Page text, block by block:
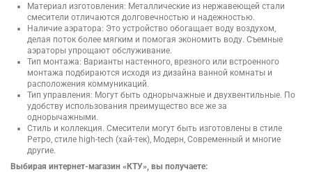
Материал изготовления: Металлические из нержавеющей стали
смесители отличаются долговечностью и надежностью.
Наличие аэратора: Это устройство обогащает воду воздухом,
делая поток более мягким и помогая экономить воду. Съемные
аэраторы упрощают обслуживание.
Тип монтажа: Варианты настенного, врезного или встроенного
монтажа подбираются исходя из дизайна ванной комнаты и
расположения коммуникаций.
Тип управления: Могут быть однорычажные и двухвентильные. По
удобству использования преимущество все же за
однорычажными.
Стиль и коллекция. Смесители могут быть изготовлены в стиле
Ретро, стиле high-tech (хай-тек), Модерн, Современный и многие
другие.
Выбирая интернет-магазин «КТУ», вы получаете: